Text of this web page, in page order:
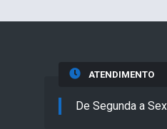
ATENDIMENTO
De Segunda a